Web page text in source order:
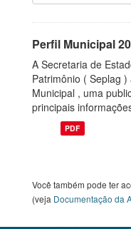
Perfil Municipal
A Secretaria de
Patrimônio ( Seplag
Municipal , uma
principais
PDF
Você também pode ter
(veja Documentação da